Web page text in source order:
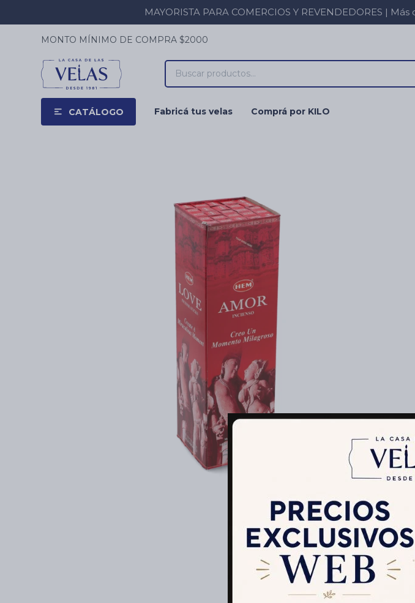
MAYORISTA PARA COMERCIOS Y REVENDEDORES |
CATÁLOGO Fabricá tus velas Comprá por KILO
MONTO MÍNIMO DE COMPRA $2000